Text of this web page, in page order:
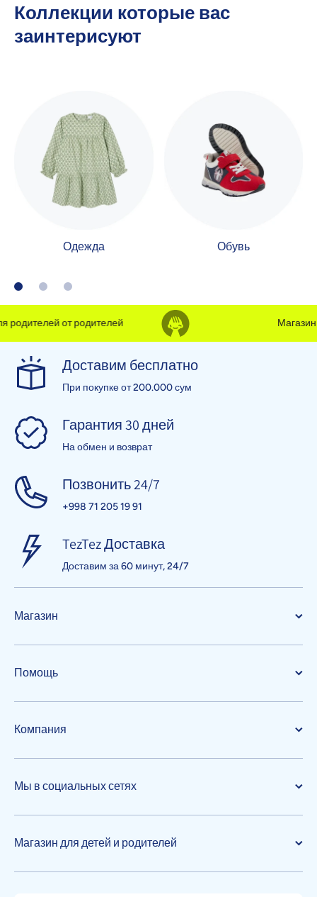
Коллекции которые вас
заинтерисуют
Одежда Обувь
от родителей Магазин
Доставим бесплатно
При покупке от 200.000 сум
Гарантия 30 дней
На обмен и возврат
Позвонить 24/7
+998 71 205 19 91
TezTez Доставка
Доставим за 60 минут, 24/7
Магазин
Помощь
Компания
Мы в социальных сетях
Магазин для детей и родителей